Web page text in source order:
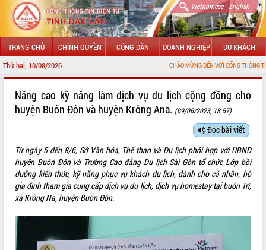
Vietnamese| English
TRANG CHỦ CHÍNH QUYỀN CÔNG DÂN DOANH NGHIỆP DU KHÁCH
Thứ hai, 10/08/2026 CHÀO MỪNG ĐẾN VỚI CỔNG THÔNG TIN ĐIỆN TỬ TỈNH
LÃNH ĐẠO UBND TỈNH
SỞ, BAN, NGÀNH
UBND CÁC XÃ, PHƯỜNG
HỆ THỐNG VĂN BẢN
Nâng cao kỹ năng làm dịch vụ du lịch cộng đồng cho
huyện Buôn Đôn và huyện Krông Ana. (09/06/2023, 18:57)
Đọc bài viết
Từ ngày 5 đến 8/6, Sở Văn hóa, Thể thao và Du lịch phối hợp với UBND
huyện Buôn Đôn và Trường Cao đẳng Du lịch Sài Gòn tổ chức Lớp bồi
dưỡng kiến thức, kỹ năng phục vụ khách du lịch, dành cho cá nhân, hộ
gia đình tham gia cung cấp dịch vụ du lịch, dịch vụ homestay tại buôn Trí,
xã Krông Na, huyện Buôn Đôn.